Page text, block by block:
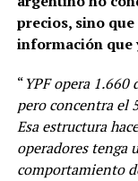
precios, sino
información que
“YPF opera 1.660
pero concentra el
Esa estructura
operadores tenga
comportamiento